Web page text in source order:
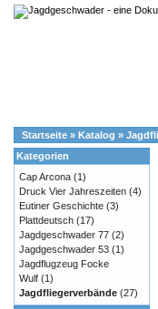
Startseite » Katalog »
Kategorien
Cap Arcona (1)
Druck Vier Jahreszeiten (4)
Eutiner Geschichte (3)
Plattdeutsch (17)
Jagdgeschwader 77 (2)
Jagdgeschwader 53 (1)
Jagdflugzeug Focke
Wulf (1)
Jagdfliegerverbände (27)